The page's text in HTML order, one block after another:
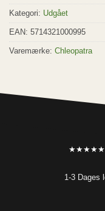
Kategori: Udgået
EAN: 5714321000995
Varemærke: Chleopatra
★★★★★
1-3 Dages